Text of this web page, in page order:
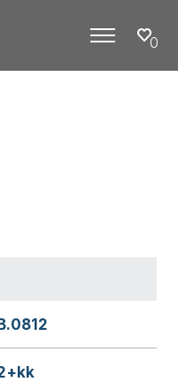
Menu 0
B.0812